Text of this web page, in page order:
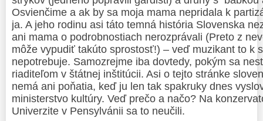
Osvienčime a ak by sa moja mama nepridala k
ja. A jeho rodinu asi táto temná história Slovenska
ani mama o podrobnostiach nerozprávali (Preto z
môže vypudiť takúto sprostosť!) – veď muzikant to k
nepotrebuje. Samozrejme iba dovtedy, pokým sa
riaditeľom v štátnej inštitúcii. Asi o tejto stránke
nemá ani poňatia, keď ju len tak spakruky dnes
ministerstvo kultúry. Veď prečo a načo? Na
Univerzite v Pensylvánii sa to neučili.